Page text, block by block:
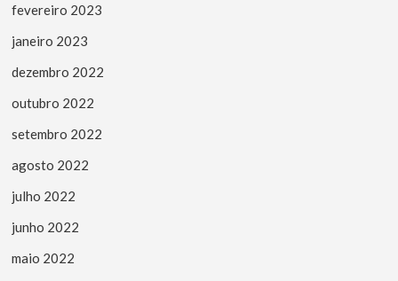
fevereiro 2023
janeiro 2023
dezembro 2022
outubro 2022
setembro 2022
agosto 2022
julho 2022
junho 2022
maio 2022